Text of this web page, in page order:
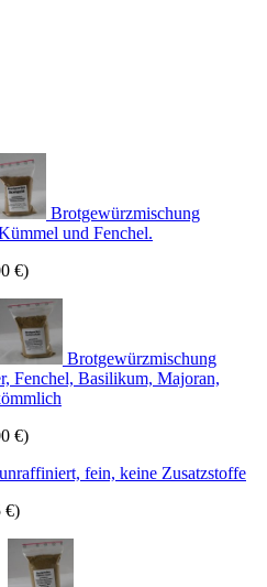
Brotgewürzmischung
und Fenchel.
€)
Brotgewürzmischung
Fenchel, Basilikum, Majoran,
€)
unraffiniert, fein, keine Zusatzstoffe
€)